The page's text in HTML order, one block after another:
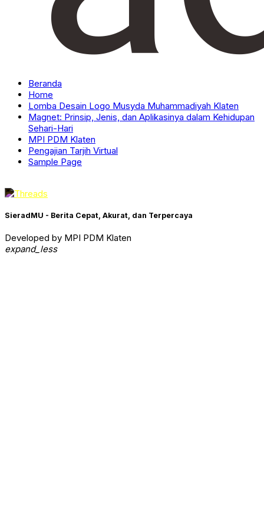
Beranda
Home
Lomba Desain Logo Musyda Muhammadiyah Klaten
Magnet: Prinsip, Jenis, dan Aplikasinya dalam Kehidupan
Sehari-Hari
MPI PDM Klaten
Pengajian Tarjih Virtual
Sample Page
SieradMU - Berita Cepat, Akurat, dan Terpercaya
Developed by MPI PDM Klaten
expand_less